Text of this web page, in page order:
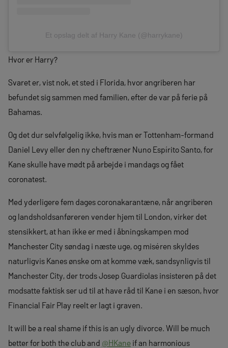
Et opslag delt af Harry Kane (@harrykane)
Hvor er Harry?
Svaret er, vist nok, et sted i Florida, hvor angriberen har
befundet sig sammen med familien, efter de var på ferie på
Bahamas.
Og det dur selvfølgelig ikke, hvis man er Tottenham-formand
Daniel Levy eller den ny cheftræner Nuno Espírito Santo, for
Kane skulle have mødt på arbejde i mandags og fået
coronatest.
Med yderligere fem dages coronakarantæne, når angriberen
og landsholdsanføreren vender hjem til London, virker det
stensikkert, at han ikke er med i åbningskampen mod
Manchester City søndag i næste uge, og miséren skyldes
naturligvis Kanes ønske om at komme væk, sandsynligvis til
Manchester City, der trods Josep Guardiolas insisteren på det
modsatte faktisk ser ud til at have råd til Kane i en sæson, hvor
Financial Fair Play reelt er lagt i graven.
It will be a real shame if this is an ugly divorce. Will be much
better for both the club and @HKane if an harmonious